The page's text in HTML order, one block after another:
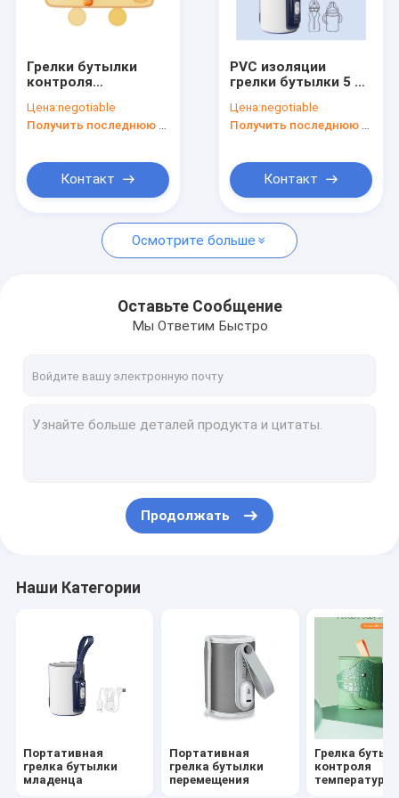
Путешествие фабрики
Новости
Случаи
Портативная грелка бутылки младенца
Грелка бутылки контроля температуры
детская щетка для ванны
Детская ложка и вилка
Ночной и дневный отсосок
Грелки бутылки
контроля
грудного молока
USB велкро PU
Цена:negotiable
Контакт
PVC изоляции
грелки бутылки 5 9
портативный
свободно
Цена:negotiable
Контакт
Осмотрите больше
Оставьте Сообщение
Мы Ответим Быстро
Продолжать
Наши Категории
Портативная
грелка бутылки
младенца
Портативная
грелка бутылки
перемещения
Грелка
контроля
температуры